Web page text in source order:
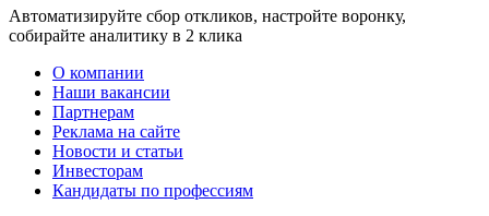
Автоматизируйте сбор откликов, настройте воронку,
собирайте аналитику в 2 клика
О компании
Наши вакансии
Партнерам
Реклама на сайте
Новости и статьи
Инвесторам
Кандидаты по профессиям